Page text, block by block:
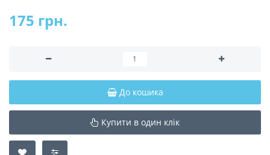
175 грн.
До кошика
Купити в один клік